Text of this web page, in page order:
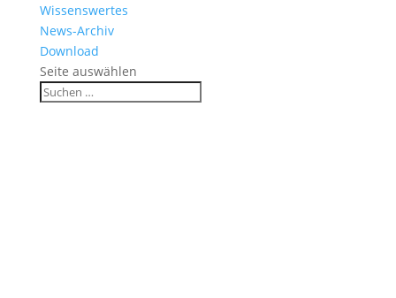
Wissenswertes
News-Archiv
Download
Seite auswählen